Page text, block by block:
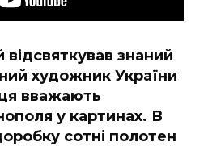
відсвяткував знаний
художник України
вважають
у картинах. В
сотні полотен